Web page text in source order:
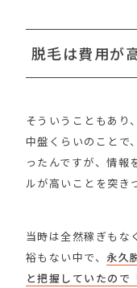
脱毛は費用が
そういうこともあり
中盤くらいのことで
ったんですが、情報
ルが高いことを突き
当時は全然稼ぎもな
裕もない中で、永久
と把握していたので